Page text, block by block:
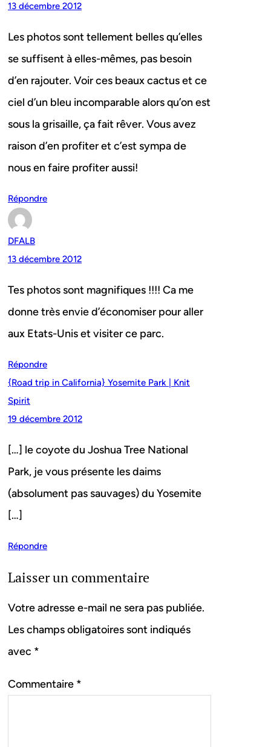
13 décembre 2012
Les photos sont tellement belles qu’elles
se suffisent à elles-mêmes, pas besoin
d’en rajouter. Voir ces beaux cactus et ce
ciel d’un bleu incomparable alors qu’on est
sous la grisaille, ça fait rêver. Vous avez
raison d’en profiter et c’est sympa de
nous en faire profiter aussi!
Répondre
DFALB
13 décembre 2012
Tes photos sont magnifiques !!!! Ca me
donne très envie d’économiser pour aller
aux Etats-Unis et visiter ce parc.
Répondre
{Road trip in California} Yosemite Park | Knit
Spirit
19 décembre 2012
[…] le coyote du Joshua Tree National
Park, je vous présente les daims
(absolument pas sauvages) du Yosemite
[…]
Répondre
Laisser un commentaire
Votre adresse e-mail ne sera pas publiée.
Les champs obligatoires sont indiqués
avec *
Commentaire *